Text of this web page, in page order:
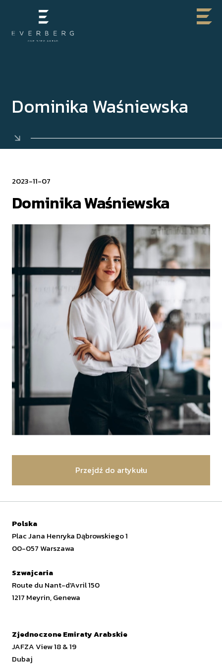
Dominika Waśniewska
2023-11-07
Dominika Waśniewska
Przejdź do artykułu
Polska
Plac Jana Henryka Dąbrowskiego 1
00-057 Warszawa
Szwajcaria
Route du Nant-d'Avril 150
1217 Meyrin, Genewa
Zjednoczone Emiraty Arabskie
JAFZA View 18 & 19
Dubaj